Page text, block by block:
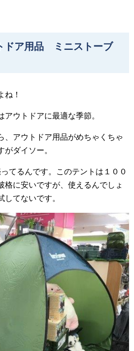
ドア用品 ミニストーブ
ね！
アウトドアに最適な季節。
、アウトドア用品がめちゃくちゃ
ダイソー。
てるんです。このテントは１００
格に安いですが、使えるんでしょ
してないです。